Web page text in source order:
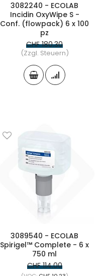
3082240 - ECOLAB
Incidin OxyWipe S -
Conf. (flowpack) 6 x 100
pz
CHF 180.30
(Zzgl. Steuern)
3089540 - ECOLAB
Spirigel™ Complete - 6 x
750 ml
CHF 114.00